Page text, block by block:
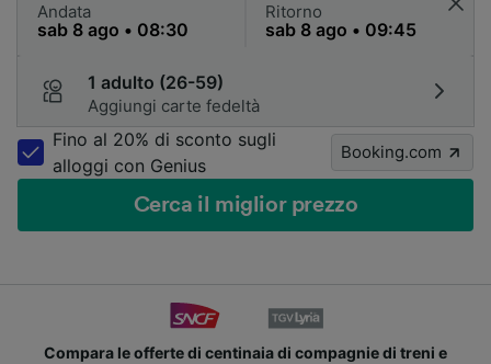
Andata Ritorno
1 adulto (26-59)
Aggiungi carte fedeltà
Fino al 20% di sconto sugli
alloggi con Genius
Booking.com
Cerca il miglior prezzo
le offerte di centinaia di compagnie di treni e